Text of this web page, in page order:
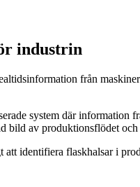
industrin
från
system där
bild av produktionsflödet och
identifiera flaskhalsar i